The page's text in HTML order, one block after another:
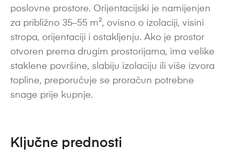
poslovne prostore. Orijentacijski je namijenjen
za približno 35–55 m², ovisno o izolaciji, visini
stropa, orijentaciji i ostakljenju. Ako je prostor
otvoren prema drugim prostorijama, ima velike
staklene površine, slabiju izolaciju ili više izvora
topline, preporučuje se proračun potrebne
snage prije kupnje.
Ključne prednosti